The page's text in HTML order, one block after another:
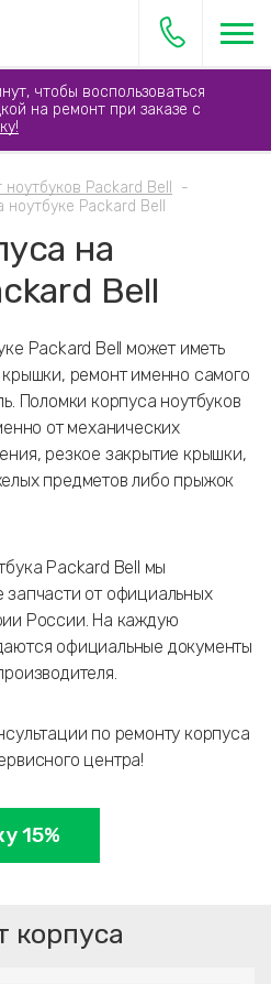
чтобы воспользоваться
на ремонт при заказе с
ноутбуков Packard Bell
Packard Bell
на
Bell
Packard Bell может иметь
ремонт именно самого
Поломки корпуса ноутбуков
от механических
резкое закрытие крышки,
предметов либо прыжок
Packard Bell мы
запчасти от официальных
России. На каждую
официальные документы
по ремонту корпуса
центра!
15%
корпуса